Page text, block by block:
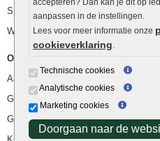
accepteren? Dan kan je dit op
aanpassen in de instellingen.
Lees voor meer informatie onze
cookieverklaring.
Technische cookies
Analytische cookies
Marketing cookies
Doorgaan naar de
Siergrind en siersplit
Waterafvoer
Overig
Aanbiedingen
Goedkope bestrating
Goedkope tuintegels
Kunstgras